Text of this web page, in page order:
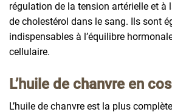
régulation de la tension artérielle et à
de cholestérol dans le sang. Ils sont
indispensables à l’équilibre
cellulaire.
L’huile de chanvre en
L’huile de chanvre est la plus